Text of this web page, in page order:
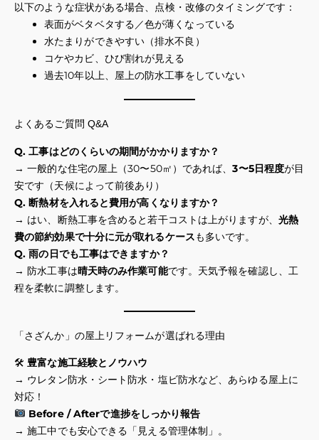
以下のような症状がある場合、点検・改修のタイミングです：
表面がベタベタする／色が薄くなっている
水たまりができやすい（排水不良）
コケやカビ、ひび割れが見える
過去10年以上、屋上の防水工事をしていない
よくあるご質問 Q&A
Q. 工事はどのくらいの期間がかかりますか？
→ 一般的な住宅の屋上（30〜50㎡）であれば、3〜5日程度が目
安です（天候によって前後あり）
Q. 断熱材を入れると費用が高くなりますか？
→ はい、断熱工事を含めると若干コストは上がりますが、 光熱
費の節約効果で十分に元が取れるケースも多いです。
Q. 雨の日でも工事はできますか？
→ 防水工事は晴天時のみ作業可能です。天気予報を確認し、工
程を柔軟に調整します。
「さざんか」の屋上リフォームが選ばれる理由
🛠豊富な施工経験とノウハウ
→ ウレタン防水・シート防水・塩ビ防水など、あらゆる屋上に
対応！
Before / Afterで進捗をしっかり報告
→ 施工中でも安心できる「見える管理体制」。